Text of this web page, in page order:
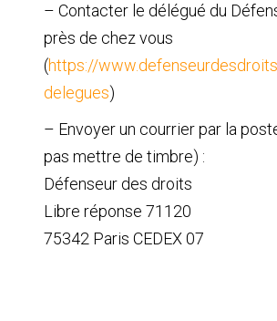
– Contacter le délégué du
près de chez vous
(https://
delegues)
– Envoyer un courrier par la
pas mettre de timbre) :
Défenseur des droits
Libre réponse 71120
75342 Paris CEDEX 07